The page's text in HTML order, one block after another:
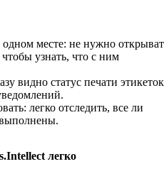
месте: не нужно
узнать, что с ним
видно статус печати
легко отследить, все ли
легко